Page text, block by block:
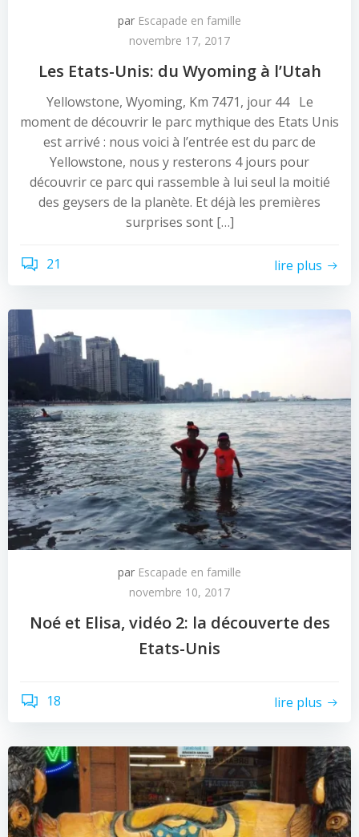
par Escapade en famille
novembre 17, 2017
Les Etats-Unis: du Wyoming à l’Utah
Yellowstone, Wyoming, Km 7471, jour 44 Le
moment de découvrir le parc mythique des Etats Unis
est arrivé : nous voici à l’entrée est du parc de
Yellowstone, nous y resterons 4 jours pour
découvrir ce parc qui rassemble à lui seul la moitié
des geysers de la planète. Et déjà les premières
surprises sont […]
21 lire plus
par Escapade en famille
novembre 10, 2017
Noé et Elisa, vidéo 2: la découverte des
Etats-Unis
18 lire plus